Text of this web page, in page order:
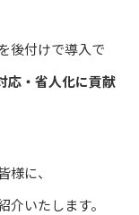
後付けで導入で
応・省人化に貢献
に、
いたします。